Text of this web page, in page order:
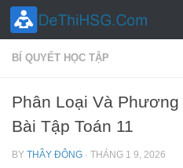
Skip to content
BÍ QUYẾT HỌC TẬP
Phân Loại Và
Bài Tập Toán 11
BY THẦY ĐÔNG · THÁNG 1 9, 2026